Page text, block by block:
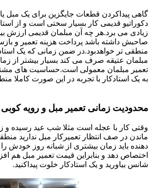
گاهی پیداکردن قطعات جایگزین برای یک مبل
دکوراتیو قدیمی کار بسیار سختی است و از
زیادی می برد.هر چه آن مبلمان قدیمی ارزش
صاحبش داشته باشد پرداخت هزینه تعمیر و
منطقی تر خواهدبود.در ضمن زمانی که یک
مبلمان عتیقه صرف می کند بسیار بیشتر از
تعمیر مبلمان معمولی است.حساسیت های
به یک استادکار با تجربه در این صورت کاملا
محدودیت زمانی تعمیر مبل و رویه
وقتی کار با عجله است مثلا شب عید رسیده و
ماندن در صف انتظار تعمیرکار مبل ندارید
دهنده باید زمان بیشتری از شبانه روز خودش را
اختصاص دهد و بنابراین قیمت تعمیر مبل هم
شانس بیاورید و یک استادکار خلوت پیداکنید.